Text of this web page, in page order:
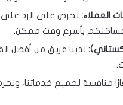
العملاء: نحرص على الرد على
بأسرع وقت ممكن.
لدينا فريق من أفضل
منافسة لجميع خدماتنا،